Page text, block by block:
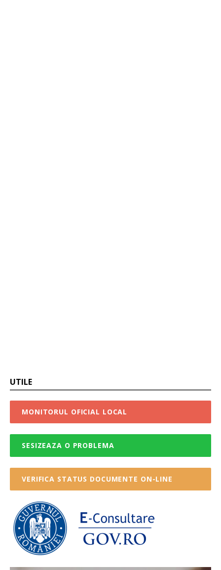
UTILE
MONITORUL OFICIAL LOCAL
SESIZEAZA O PROBLEMA
VERIFICA STATUS DOCUMENTE ON-LINE